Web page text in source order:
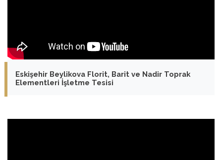
Eskişehir Beylikova Florit, Barit ve Nadir Toprak
Elementleri İşletme Tesisi